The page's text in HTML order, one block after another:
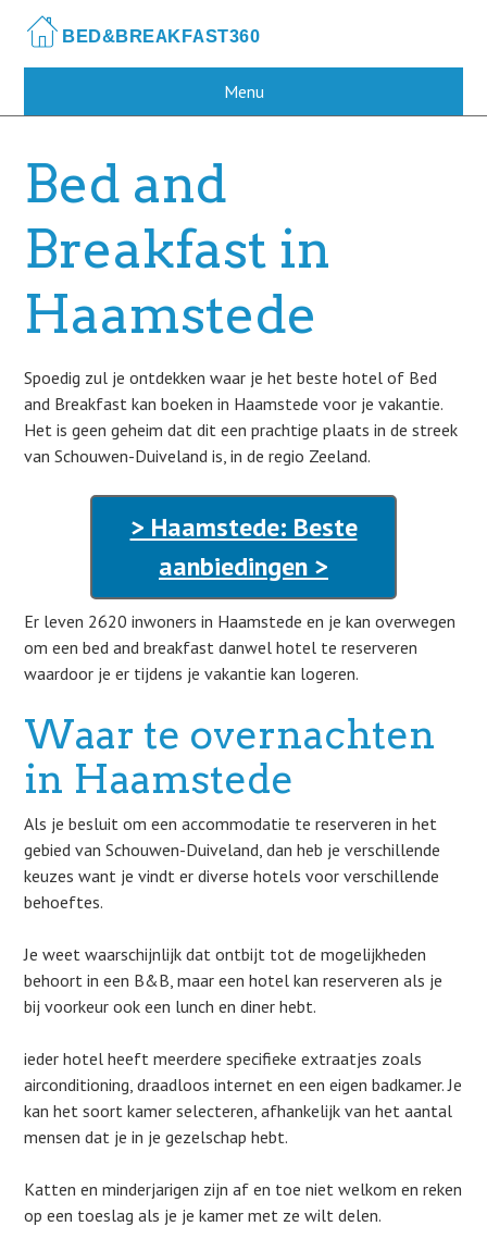
main
Menu
Bed and
Breakfast in
Haamstede
Spoedig zul je ontdekken waar je het beste hotel of Bed
and Breakfast kan boeken in Haamstede voor je vakantie.
Het is geen geheim dat dit een prachtige plaats in de streek
van Schouwen-Duiveland is, in de regio Zeeland.
> Haamstede: Beste
aanbiedingen >
Er leven 2620 inwoners in Haamstede en je kan overwegen
om een bed and breakfast danwel hotel te reserveren
waardoor je er tijdens je vakantie kan logeren.
Waar te overnachten
in Haamstede
Als je besluit om een accommodatie te reserveren in het
gebied van Schouwen-Duiveland, dan heb je verschillende
keuzes want je vindt er diverse hotels voor verschillende
behoeftes.
Je weet waarschijnlijk dat ontbijt tot de mogelijkheden
behoort in een B&B, maar een hotel kan reserveren als je
bij voorkeur ook een lunch en diner hebt.
ieder hotel heeft meerdere specifieke extraatjes zoals
airconditioning, draadloos internet en een eigen badkamer. Je
kan het soort kamer selecteren, afhankelijk van het aantal
mensen dat je in je gezelschap hebt.
Katten en minderjarigen zijn af en toe niet welkom en reken
op een toeslag als je je kamer met ze wilt delen.